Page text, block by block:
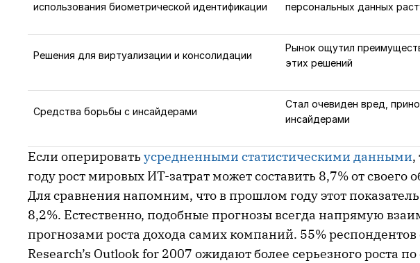
использования биометрической идентификации
персональных данных
Решения для виртуализации и консолидации
Рынок ощутил
этих решений
Средства борьбы с инсайдерами
Стал очевиден вред,
инсайдерами
Если оперировать усредненными статистическими данными,
году рост мировых ИТ-затрат может составить 8,7% от своего
Для сравнения напомним, что в прошлом году этот показатель
8,2%. Естественно, подобные прогнозы всегда напрямую
прогнозами роста дохода самих компаний. 55% респондентов
Research’s Outlook for 2007 ожидают более серьезного роста